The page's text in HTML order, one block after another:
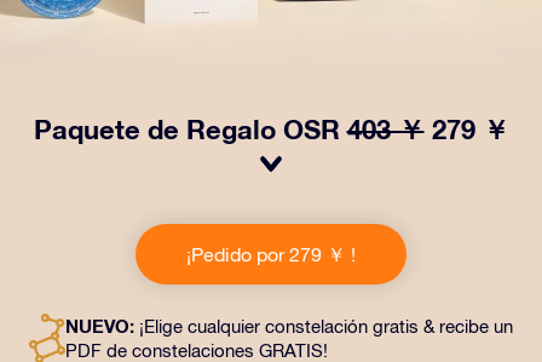
Paquete de Regalo OSR403 ￥ 279 ￥
OSR! Este regalo incluye un bonito sobre y documentos
personalizados enviados a la dirección que elijas,
además de documentos digitales y el uso gratuito de
obsequiar un regalo eterno a amigos y seres queridos.
¡Pedido por 279 ￥ !
NUEVO: ¡Elige cualquier constelación gratis & recibe un
PDF de constelaciones GRATIS!